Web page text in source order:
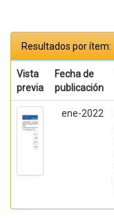
Resultados por ítem:
Vista
previa
Fecha de
publicación
ene-2022